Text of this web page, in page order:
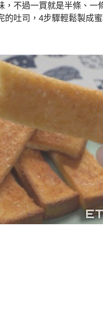
，不過一買就是半條、
的吐司，4步驟輕鬆製成